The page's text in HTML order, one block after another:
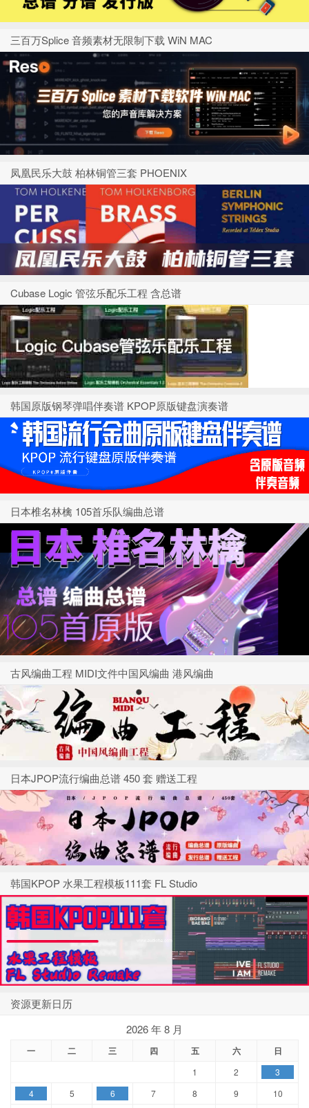
三百万Splice 音频素材无限制下载 WiN MAC
凤凰民乐大鼓 柏林铜管三套 PHOENIX
Cubase Logic 管弦乐配乐工程 含总谱
韩国原版钢琴弹唱伴奏谱 KPOP原版键盘演奏谱
日本椎名林檎 105首乐队编曲总谱
古风编曲工程 MIDI文件中国风编曲 港风编曲
日本JPOP流行编曲总谱 450 套 赠送工程
韩国KPOP 水果工程模板111套 FL Studio
资源更新日历
2026 年 8 月
一 二 三 四 五 六 日
1 2
3
4
5 6 7 8 9
10